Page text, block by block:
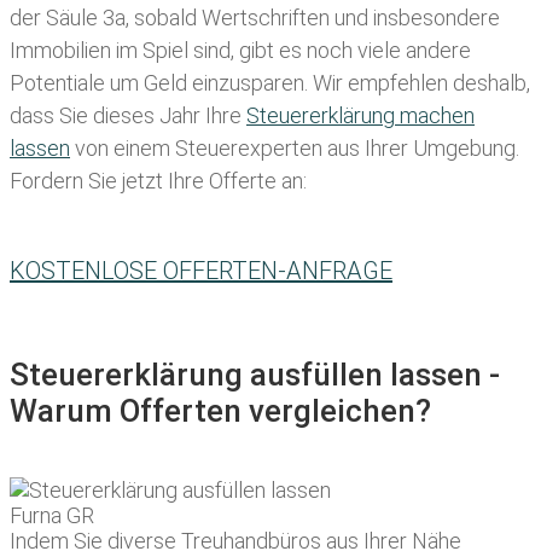
der Säule 3a, sobald Wertschriften und insbesondere
Immobilien im Spiel sind, gibt es noch viele andere
Potentiale um Geld einzusparen. Wir empfehlen deshalb,
dass Sie dieses Jahr Ihre Steuererklärung machen
lassen von einem Steuerexperten aus Ihrer Umgebung.
Fordern Sie jetzt Ihre Offerte an:
KOSTENLOSE OFFERTEN-ANFRAGE
Steuererklärung ausfüllen lassen -
Warum Offerten vergleichen?
Indem Sie diverse Treuhandbüros aus Ihrer Nähe